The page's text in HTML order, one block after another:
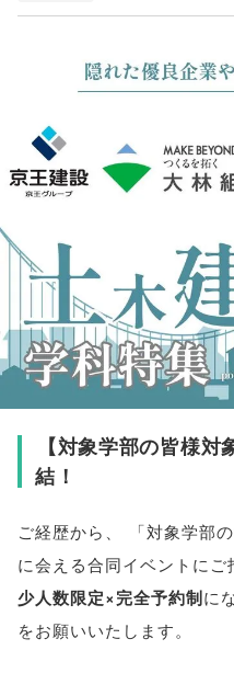
【対象学部の皆様対
結！
ご経歴から 「対象学部
に会える合同イベントにご
少人数限定×完全予約制に
をお願いいたします。